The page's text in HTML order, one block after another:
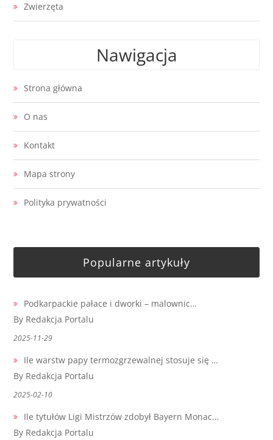
Zwierzęta
Nawigacja
Strona główna
O nas
Kontakt
Mapa strony
Polityka prywatności
Popularne artykuły
Podkarpackie pałace i dworki – malownic…
By Redakcja Portalu
2025-11-29
Ile warstw papy termozgrzewalnej stosuje się …
By Redakcja Portalu
2025-02-10
Ile tytułów Ligi Mistrzów zdobył Bayern Monac…
By Redakcja Portalu